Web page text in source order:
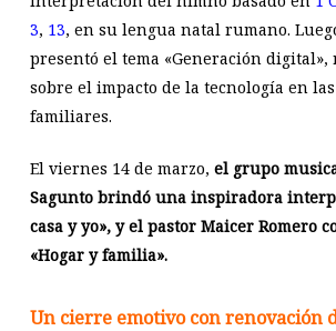
3, 13, en su lengua natal rumano.
presentó el tema «Generación
sobre el impacto de la tecnología en
familiares.
El viernes 14 de marzo, el grupo
Sagunto brindó una inspiradora
casa y yo», y el pastor Maicer Romero
«Hogar y familia».
Un cierre emotivo con renovación